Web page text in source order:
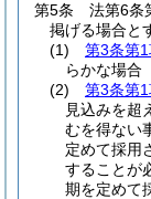
第5条
法第6条
掲げる場合と
(1)
第3条第
らかな場合
(2)
第3条第
見込みを超
むを得ない
定めて採用
することが
期を定めて